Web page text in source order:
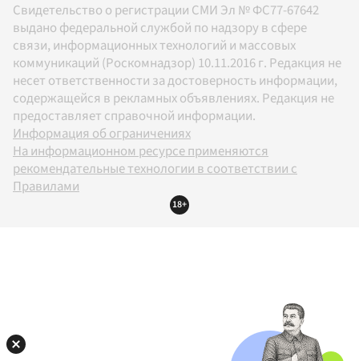
Свидетельство о регистрации СМИ Эл № ФС77-67642
выдано федеральной службой по надзору в сфере
связи, информационных технологий и массовых
коммуникаций (Роскомнадзор) 10.11.2016 г. Редакция не
несет ответственности за достоверность информации,
содержащейся в рекламных объявлениях. Редакция не
предоставляет справочной информации.
Информация об ограничениях
На информационном ресурсе применяются
рекомендательные технологии в соответствии с
Правилами
18+